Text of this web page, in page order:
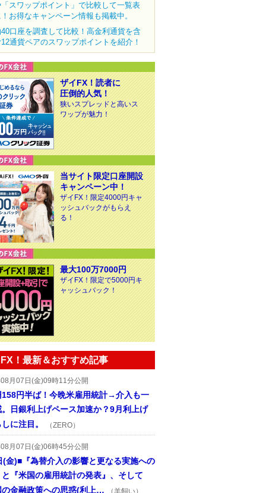
スワップポイント」で比較して一覧表
お得なキャンペーン情報も掲載中。
口座を調査して比較！高金利通貨を含
通貨ペアのスワップポイントを紹介！
ザイFX！読者に
圧倒的人気！
狭いスプレッドと高いス
ワップが魅力！
当サイト限定口座開設
キャンペーン中！
ザイFX！限定4000円キャ
ッシュバックがもらえ
る！
最大100万7000円
ザイFX！限定で5000円キ
ャッシュバック！
！最新＆おすすめ記事
月07日(金)09時11分公開
158円半ば！今晩米雇用統計→介入も一
日銀利上げペース加速か？9月利上げ
に注目。
（ZERO）
月07日(金)06時45分公開
(金)■『為替介入の影響と更なる実施への
『米国の雇用統計の発表』、そして
の金融政策への思惑(利上…
（羊飼い）